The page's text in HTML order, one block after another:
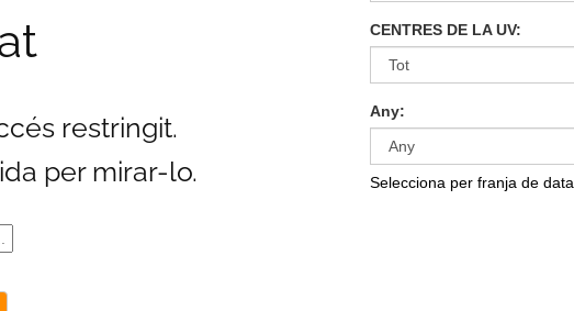
CENTRES DE LA UV:
Any:
Selecciona per franja de data